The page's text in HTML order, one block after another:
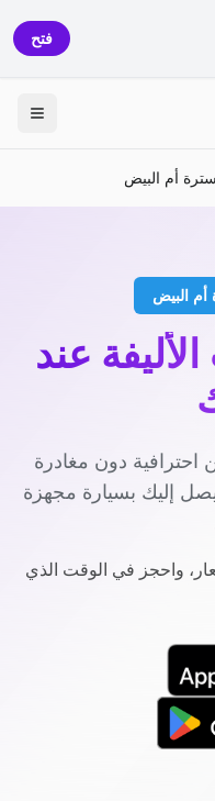
فتح
سترة أم البيض
البيض
عند
احترافية دون مغادرة
إليك بسيارة مجهزة
واحجز في الوقت الذي